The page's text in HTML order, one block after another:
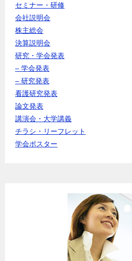
セミナー・研修
会社説明会
株主総会
決算説明会
研究・学会発表
– 学会発表
– 研究発表
看護研究発表
論文発表
講演会・大学講義
チラシ・リーフレット
学会ポスター